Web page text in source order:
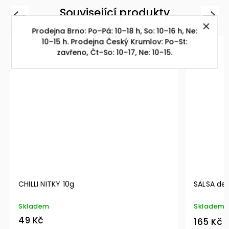
Prodejna Brno: Po–Pá: 10–18 h, So: 10–16 h, Ne:
10–15 h. Prodejna Český Krumlov: Po–St:
zavřeno, Čt–So: 10–17, Ne: 10–15.
Související produkty
Previous
NITKY 10g SALSA de
Skladem
165 Kč
Next